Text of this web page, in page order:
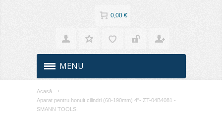
0,00 €
MENU
Acasă
Aparat pentru honuit cilindri (60-190mm) 4"- ZT-04B4081 -
SMANN TOOLS.